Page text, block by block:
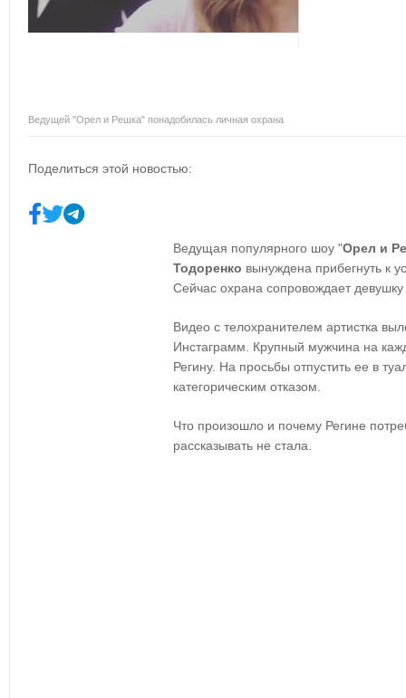
Ведущей "Орел и Решка" понадобилась личная охрана
Поделиться этой новостью:
Ведущая популярного шоу "Орел и
Тодоренко вынуждена прибегнуть к
Сейчас охрана сопровождает девушку
Видео с телохранителем артистка
Инстаграмм. Крупный мужчина на
Регину. На просьбы отпустить ее в
категорическим отказом.
Что произошло и почему Регине
рассказывать не стала.